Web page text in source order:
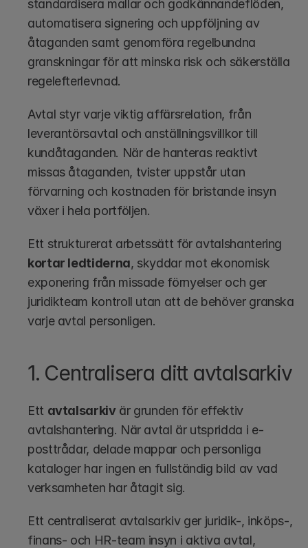
standardisera mallar och godkännandeflöden,
automatisera signering och uppföljning av
åtaganden samt genomföra regelbundna
granskningar för att minska risk och säkerställa
regelefterlevnad.
Avtal styr varje viktig affärsrelation, från
leverantörsavtal och anställningsvillkor till
kundåtaganden. När de hanteras reaktivt
missas åtaganden, tvister uppstår utan
förvarning och kostnaden för bristande insyn
växer i hela portföljen.
kortar ledtiderna, skyddar mot ekonomisk
exponering från missade förnyelser och ger
juridikteam kontroll utan att de behöver granska
varje avtal personligen.
1. Centralisera ditt avtalsarkiv
Ett avtalsarkiv är grunden för effektiv
avtalshantering. När avtal är utspridda i e-
posttrådar, delade mappar och personliga
kataloger har ingen en fullständig bild av vad
verksamheten har åtagit sig.
Ett centraliserat avtalsarkiv ger juridik-, inköps-,
finans- och HR-team insyn i aktiva avtal,